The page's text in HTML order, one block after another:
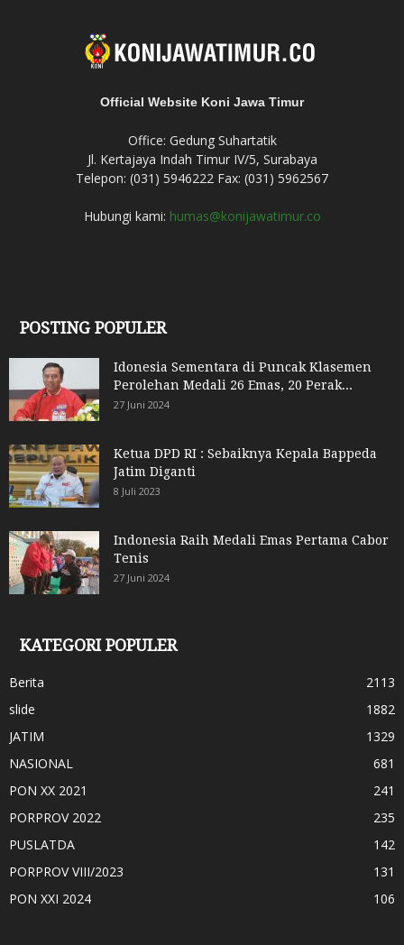
Official Website Koni Jawa Timur
Office: Gedung Suhartatik
Jl. Kertajaya Indah Timur IV/5, Surabaya
Telepon: (031) 5946222 Fax: (031) 5962567
Hubungi kami: humas@konijawatimur.co
POSTING POPULER
Idonesia Sementara di Puncak Klasemen
Perolehan Medali 26 Emas, 20 Perak...
27 Juni 2024
Ketua DPD RI : Sebaiknya Kepala Bappeda
Jatim Diganti
8 Juli 2023
Indonesia Raih Medali Emas Pertama Cabor
Tenis
27 Juni 2024
KATEGORI POPULER
Berita
2113
slide
1882
JATIM
1329
NASIONAL
681
PON XX 2021
241
PORPROV 2022
235
PUSLATDA
142
PORPROV VIII/2023
131
PON XXI 2024
106